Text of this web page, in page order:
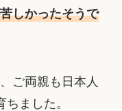
しかったそうで
ご両親も日本人
ました。